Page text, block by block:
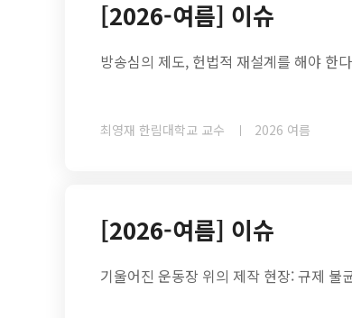
[2026-여름] 이슈
방송심의 제도, 헌법적 재설계를 해야 한
최영재 한림대학교 교수 2026 여름
[2026-여름] 이슈
기울어진 운동장 위의 제작 현장: 규제 불